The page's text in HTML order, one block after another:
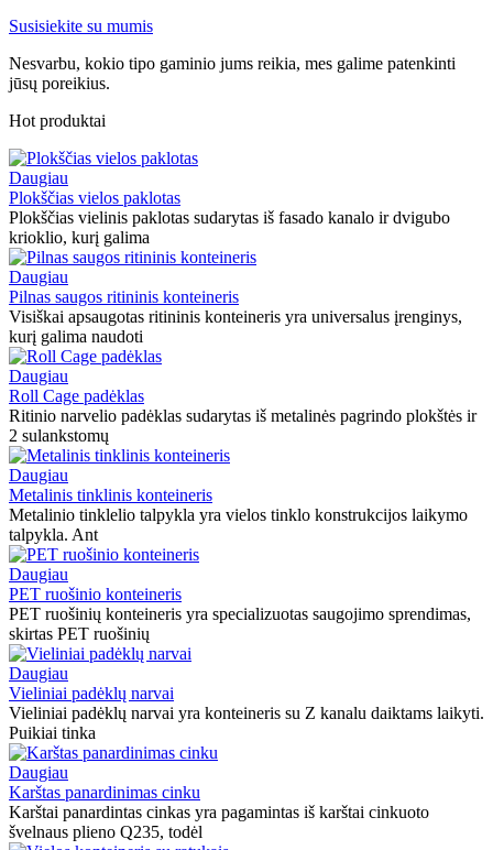
Susisiekite su mumis
Nesvarbu, kokio tipo gaminio jums reikia, mes galime patenkinti
jūsų poreikius.
Hot produktai
Daugiau
Plokščias vielos paklotas
Plokščias vielinis paklotas sudarytas iš fasado kanalo ir dvigubo
krioklio, kurį galima
Daugiau
Pilnas saugos ritininis konteineris
Visiškai apsaugotas ritininis konteineris yra universalus įrenginys,
kurį galima naudoti
Daugiau
Roll Cage padėklas
Ritinio narvelio padėklas sudarytas iš metalinės pagrindo plokštės ir
2 sulankstomų
Daugiau
Metalinis tinklinis konteineris
Metalinio tinklelio talpykla yra vielos tinklo konstrukcijos laikymo
talpykla. Ant
Daugiau
PET ruošinio konteineris
PET ruošinių konteineris yra specializuotas saugojimo sprendimas,
skirtas PET ruošinių
Daugiau
Vieliniai padėklų narvai
Vieliniai padėklų narvai yra konteineris su Z kanalu daiktams laikyti.
Puikiai tinka
Daugiau
Karštas panardinimas cinku
Karštai panardintas cinkas yra pagamintas iš karštai cinkuoto
švelnaus plieno Q235, todėl